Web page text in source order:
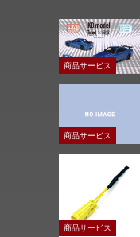
商品サービス
商品サービス
商品サービス